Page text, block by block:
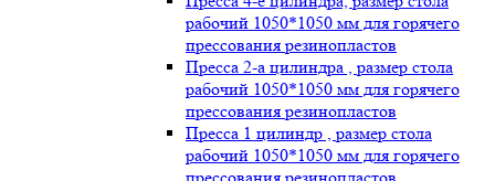
рабочий 1050*1050 мм для горячего
прессования резинопластов
Пресса 2-а цилиндра , размер стола
рабочий 1050*1050 мм для горячего
прессования резинопластов
Пресса 1 цилиндр , размер стола
рабочий 1050*1050 мм для горячего